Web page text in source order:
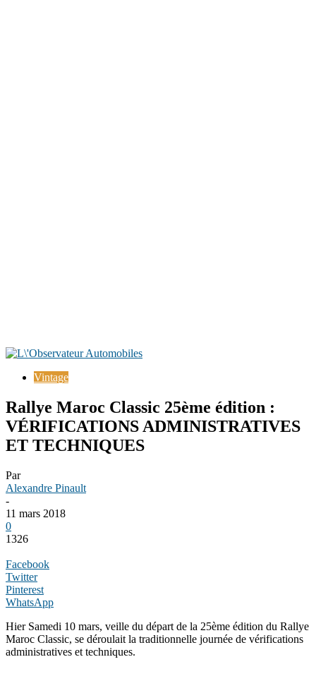
Vintage
Rallye Maroc Classic 25ème édition :
VÉRIFICATIONS ADMINISTRATIVES
ET TECHNIQUES
Par
Alexandre Pinault
-
11 mars 2018
0
1326
Facebook
Twitter
Pinterest
WhatsApp
Hier Samedi 10 mars, veille du départ de la 25ème édition du Rallye
Maroc Classic, se déroulait la traditionnelle journée de vérifications
administratives et techniques.